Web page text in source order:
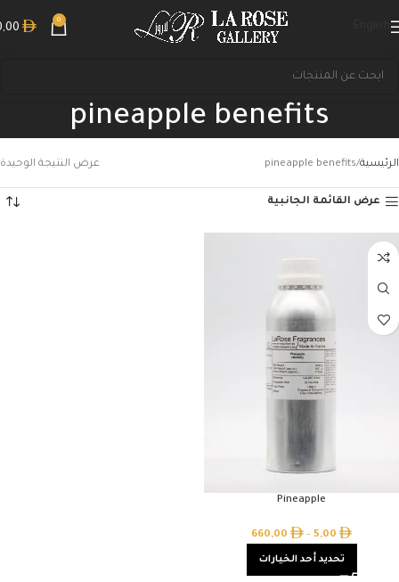
0
pineapple benefits
الرئيسية pineapple benefits عرض النتيجة الوحيدة
عرض القائمة الجانبية
Pineapple
5,00
–
660,00
تحديد أحد الخيارات